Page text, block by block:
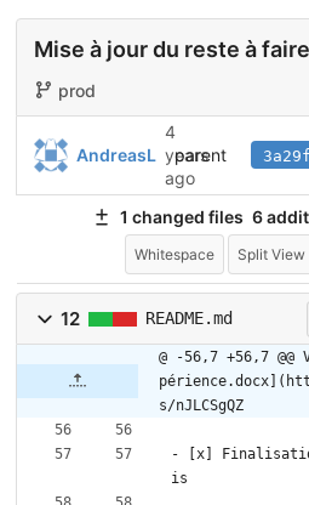
Mise à jour du reste à faire
prod
AndreasL
4
years
ago
parent
1 changed files 6
Whitespace Split View
12 README.md
@ -56,7 +56,7
s/nJLCSgQZ
- [x]
is